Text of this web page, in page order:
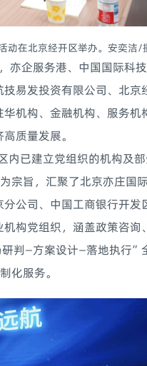
动在北京经开区举办。安奕洁/
企服务港、中国国际科
易发投资有限公司、北京
机构、金融机构、服务机
质量发展。
已建立党组织的机构及部
旨，汇聚了北京亦庄国际
公司、中国工商银行开发
构党组织，涵盖政策咨询
判—方案设计—落地执行”
化服务。